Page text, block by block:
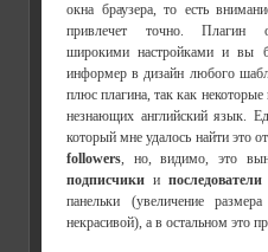
окна браузера, то есть
привлечет точно. Плагин
широкими настройками и вы
информер в дизайн любого
плюс плагина, так как
незнающих английский язык.
который мне удалось найти это
followers, но, видимо, это
подписчики и последователи
панельки (увеличение
некрасивой), а в остальном это